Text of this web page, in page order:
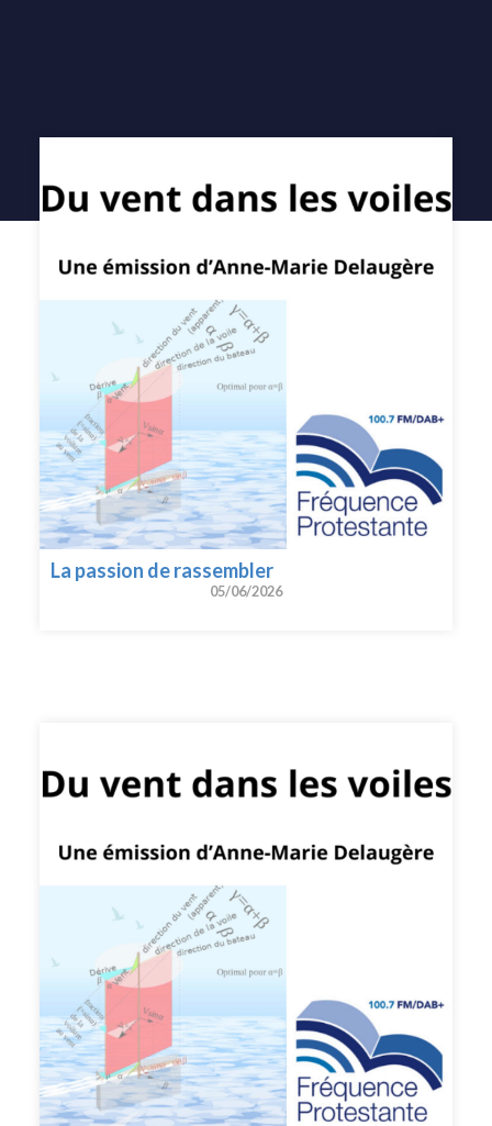
La passion de rassembler
05/06/2026